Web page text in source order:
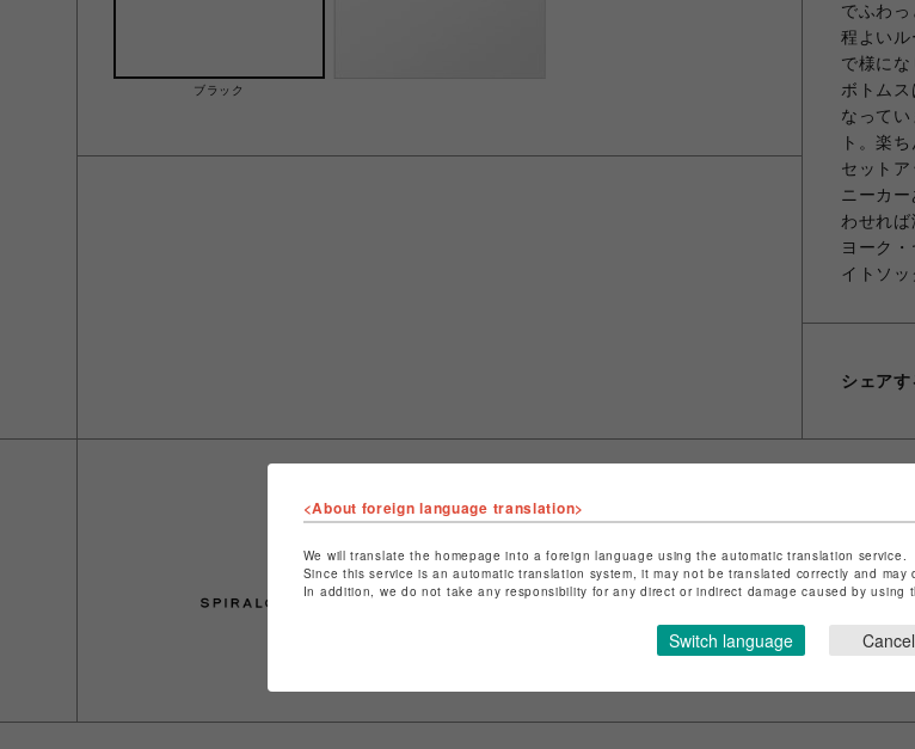
ブラック
でふわ
程よい
で様に
ボトム
なって
ト。楽
セット
ニーカ
わせれ
ヨーク
イトソッ
シェアす
ショップ名
スパイラルガール
店舗名
仙台PARCO
特定商取引法など法令に基づく表記は
こちら
ショップお問い合わせはこちら
<About foreign language translation>
We will translate the homepage into a foreign language using the automatic translation service.
Since this service is an automatic translation system, it may not be translated correctly and
In addition, we do not take any responsibility for any direct or indirect damage caused by using
Switch language Cancel